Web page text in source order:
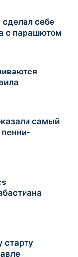
себе
с парашютом
самый
старту